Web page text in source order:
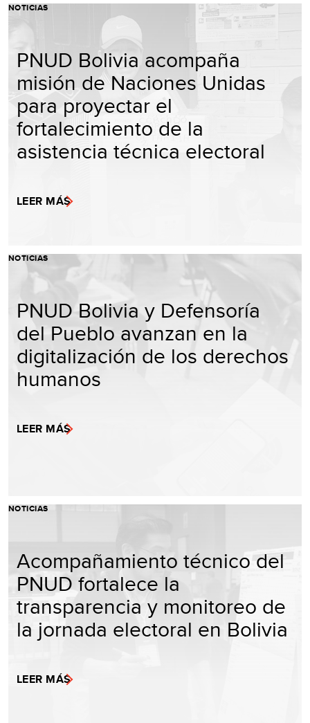
NOTICIAS
PNUD Bolivia acompaña
misión de Naciones Unidas
para proyectar el
fortalecimiento de la
asistencia técnica electoral
LEER MÁS
NOTICIAS
PNUD Bolivia y Defensoría
del Pueblo avanzan en la
digitalización de los derechos
humanos
LEER MÁS
NOTICIAS
Acompañamiento técnico del
PNUD fortalece la
transparencia y monitoreo de
la jornada electoral en Bolivia
LEER MÁS